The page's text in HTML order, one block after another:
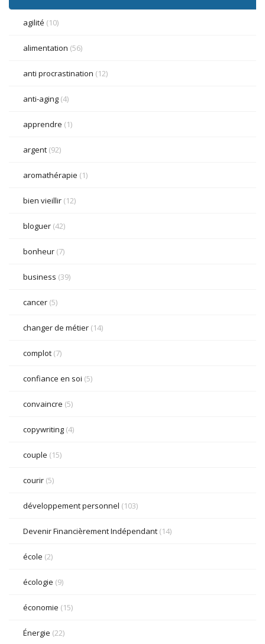
agilité (10)
alimentation (56)
anti procrastination (12)
anti-aging (4)
apprendre (1)
argent (92)
aromathérapie (1)
bien vieillir (12)
bloguer (42)
bonheur (7)
business (39)
cancer (5)
changer de métier (14)
complot (7)
confiance en soi (5)
convaincre (5)
copywriting (4)
couple (15)
courir (5)
développement personnel (103)
Devenir Financièrement Indépendant (14)
école (2)
écologie (9)
économie (15)
Énergie (22)